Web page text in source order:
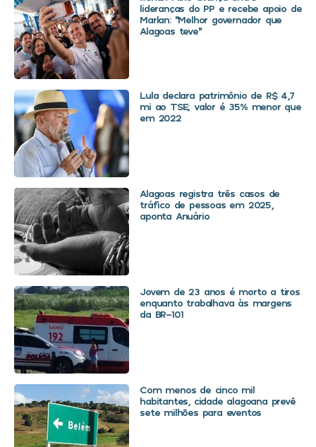
lideranças do PP e recebe apoio de
Marlan: “Melhor governador que
Alagoas teve”
Lula declara patrimônio de R$ 4,7
mi ao TSE; valor é 35% menor que
em 2022
Alagoas registra três casos de
tráfico de pessoas em 2025,
aponta Anuário
Jovem de 23 anos é morto a tiros
enquanto trabalhava às margens
da BR-101
Com menos de cinco mil
habitantes, cidade alagoana prevê
sete milhões para eventos